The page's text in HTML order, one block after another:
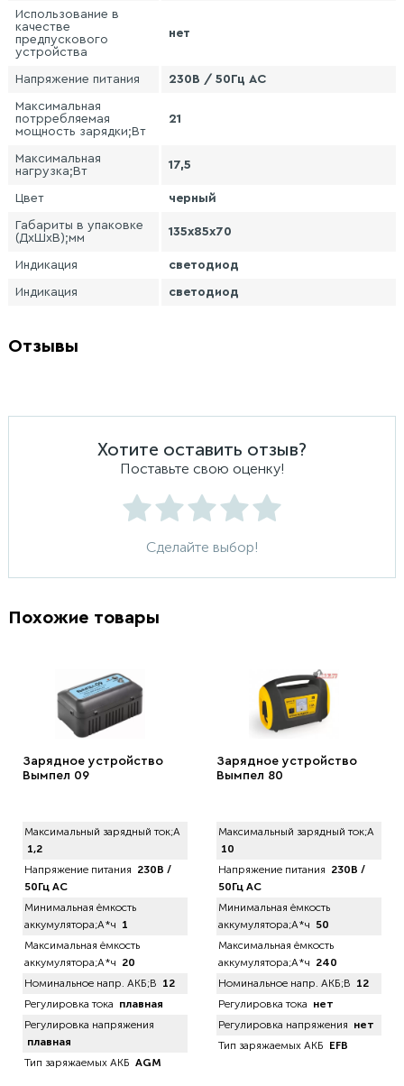
Использование в
качестве
предпускового
устройства
нет
Напряжение питания 230В / 50Гц AC
Максимальная
потрребляемая
мощность зарядки;Вт
21
Максимальная
нагрузка;Вт
17,5
Цвет черный
Габариты в упаковке
(ДхШхВ);мм
135х85х70
Индикация светодиод
Индикация светодиод
Отзывы
Хотите оставить отзыв?
Поставьте свою оценку!
Сделайте выбор!
Похожие товары
Зарядное устройство
Вымпел 09
Максимальный зарядный ток;А
1,2
Напряжение питания 230В /
50Гц AC
Минимальная ёмкость
аккумулятора;А*ч 1
Максимальная ёмкость
аккумулятора;А*ч 20
Номинальное напр. АКБ;В 12
Регулировка тока плавная
Регулировка напряжения
плавная
Тип заряжаемых АКБ AGM
Зарядное устройство
Вымпел 80
Максимальный зарядный ток;А
10
Напряжение питания 230В /
50Гц AC
Минимальная ёмкость
аккумулятора;А*ч 50
Максимальная ёмкость
аккумулятора;А*ч 240
Номинальное напр. АКБ;В 12
Регулировка тока нет
Регулировка напряжения нет
Тип заряжаемых АКБ EFB